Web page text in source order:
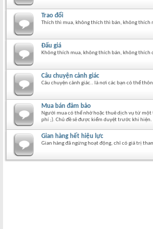
Trao đổi
Thích thì mua, không thích thì bán, không thích
Đấu giá
Không thích mua, không thích bán, không thích
Câu chuyện cảnh giác
Câu chuyện cảnh giác.. là nơi các bạn có thể
Mua bán đảm bảo
Người mua có thể nhờ hoặc thuê dịch vụ từ một
phí ;). Chủ đề sẽ được kiểm duyệt trước khi hiện.
Gian hàng hết hiệu lực
Gian hàng đã ngừng hoạt động, chỉ có giá trị